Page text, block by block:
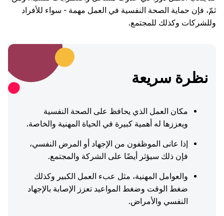
ثمّ، فإن حماية الصحة النفسية في العمل مهمة - سواء للأفراد
وللشركات وكذلك للمجتمع.
نظرة سريعة
مكان العمل الذي يحافظ على الصحة النفسية
ويعززها له أهمية كبيرة في الحياة المهنية والخاصة.
إذا عانى الموظفون من الإجهاد أو المرض النفسي،
فإن ذلك سيؤثر أيضًا على الشركة والمجتمع.
والعوامل المهنية، مثل عبء العمل الكبير وكذلك
ضغط الوقت وضغط المواعيد تعزز الإصابة بالإجهاد
النفسي والأمراض.